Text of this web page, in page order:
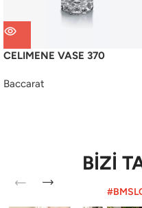
CELIMENE VASE 370
Baccarat
BİZİ